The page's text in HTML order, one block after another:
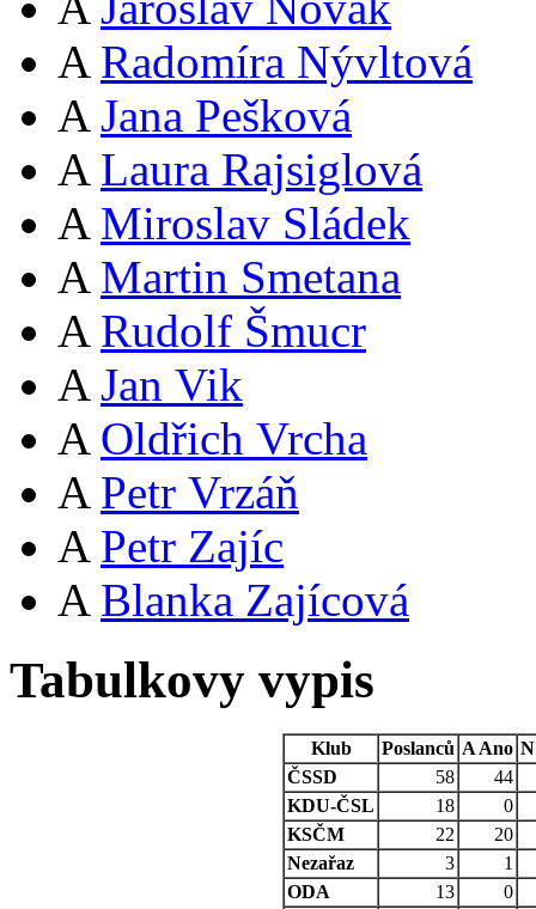
A Radomíra Nývltová
A Jana Pešková
A Laura Rajsiglová
A Miroslav Sládek
A Martin Smetana
A Rudolf Šmucr
A Jan Vik
A Oldřich Vrcha
A Petr Vrzáň
A Petr Zajíc
A Blanka Zajícová
Tabulkovy vypis
Klub Poslanců A Ano N
ČSSD
58
44
KDU-ČSL
18
0
KSČM
22
20
Nezařaz
3
1
ODA
13
0